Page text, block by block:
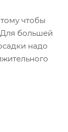
чтобы
Для большей
надо